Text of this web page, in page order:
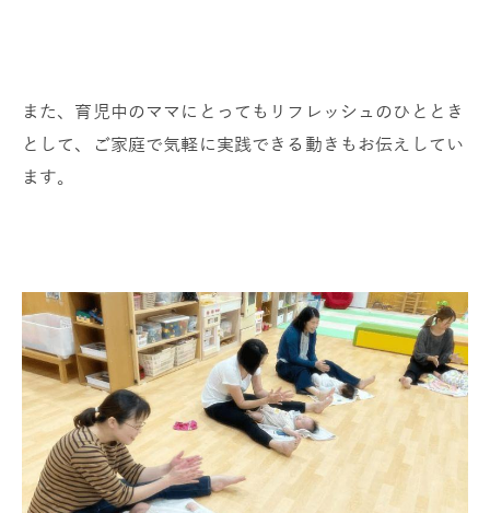
また、育児中のママにとってもリフレッシュのひととき
として、ご家庭で気軽に実践できる動きもお伝えしてい
ます。